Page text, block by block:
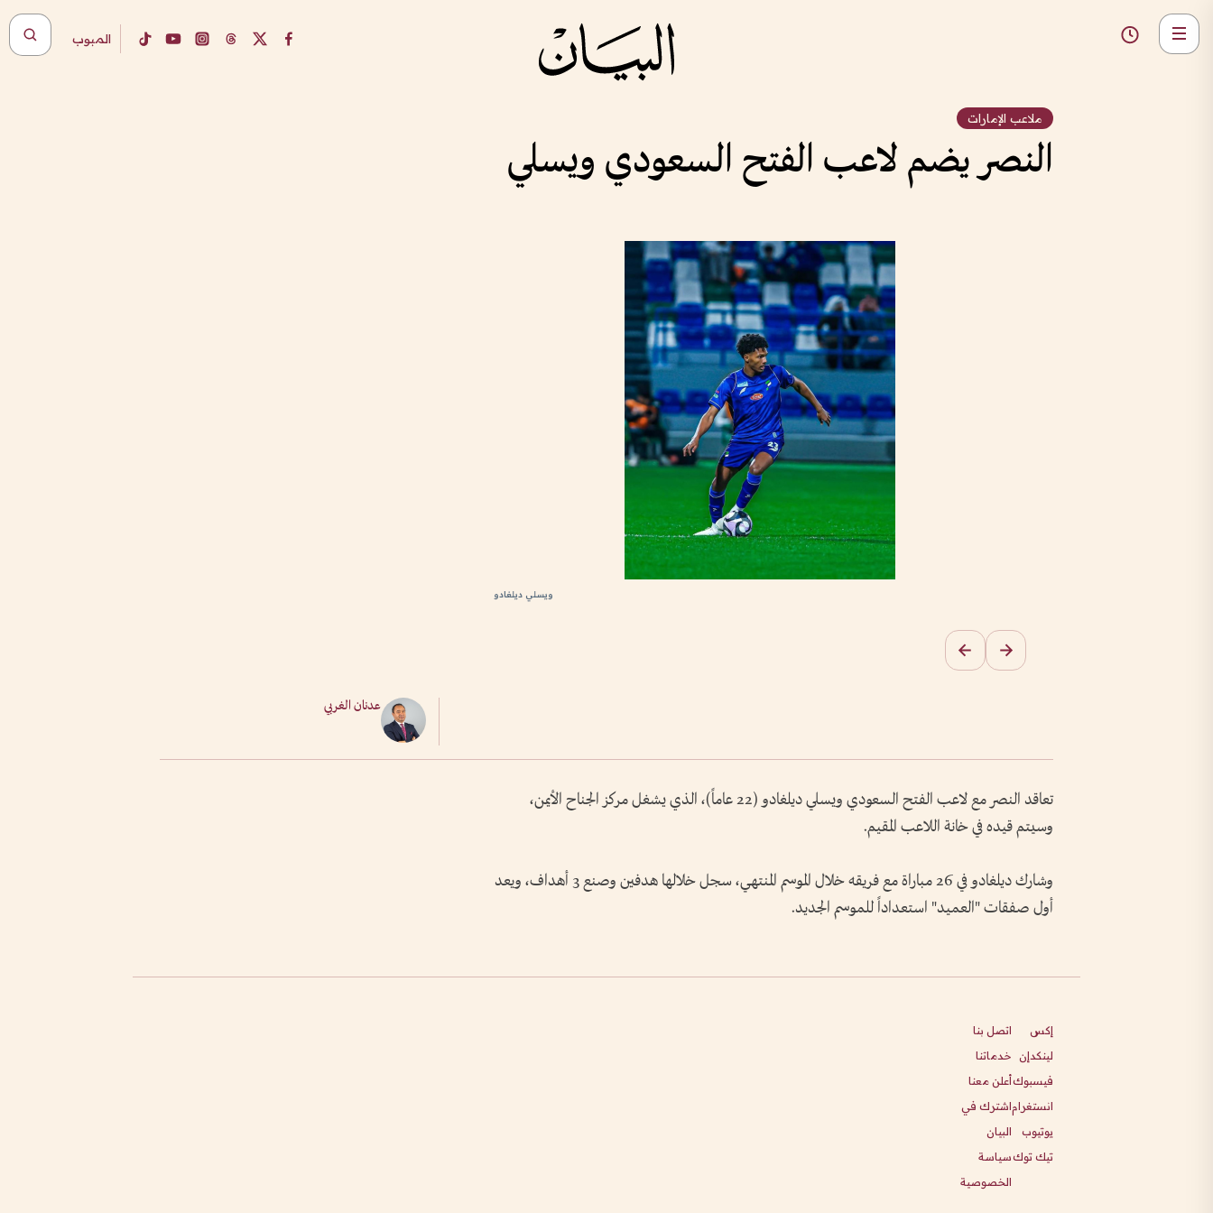
المبوب
ملاعب الإمارات
النصر يضم لاعب الفتح السعودي ويسلي
ويسلي ديلغادو
عدنان الغربي
تعاقد النصر مع لاعب الفتح السعودي ويسلي ديلغادو (22 عاماً)، الذي يشغل مركز الجناح الأيمن،
وسيتم قيده في خانة اللاعب المقيم.
وشارك ديلغادو في 26 مباراة مع فريقه خلال الموسم المنتهي، سجل خلالها هدفين وصنع 3 أهداف، ويعد
أول صفقات "العميد" استعداداً للموسم الجديد.
إكس
لينكدإن
فيسبوك
انستغرام
يوتيوب
تيك توك
اتصل بنا
خدماتنا
أعلن معنا
اشترك في
البيان
سياسة
الخصوصية